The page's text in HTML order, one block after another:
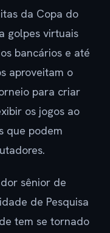
da Copa do
golpes virtuais
bancários e até
aproveitam o
para criar
os jogos ao
que podem
sênior de
de Pesquisa
tem se tornado